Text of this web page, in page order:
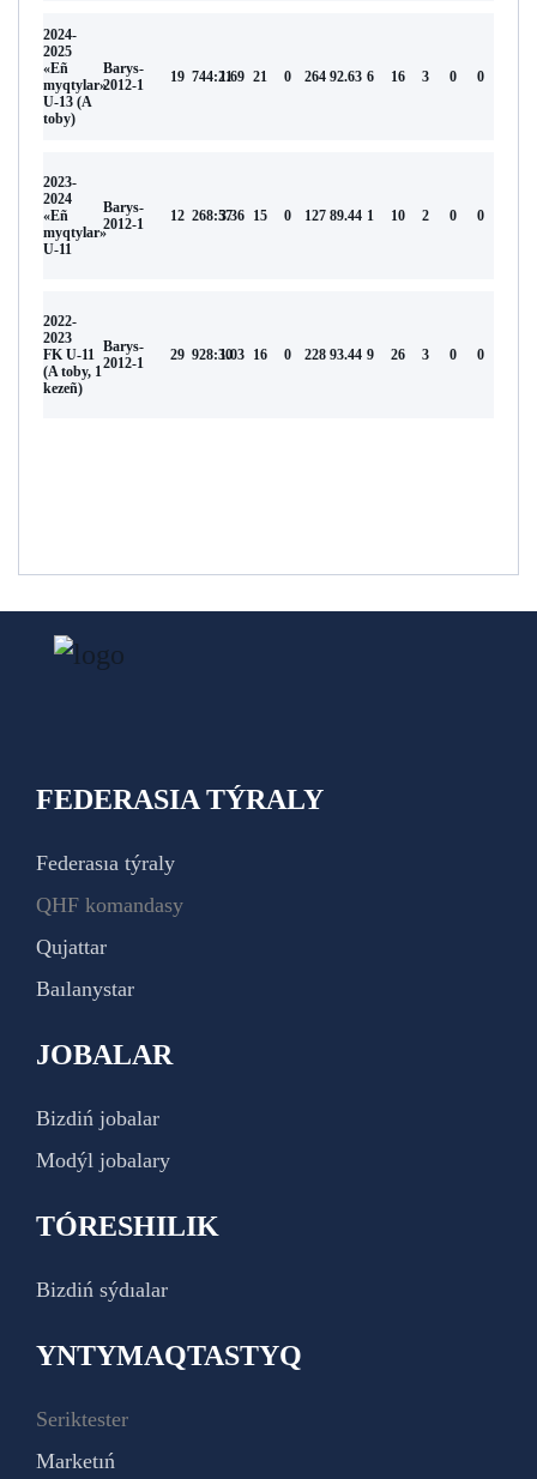
2024-
2025
«Eñ
myqtylar»
U-13 (A
toby)
Barys-
2012-1
19 744:211.69 21 0 264 92.63 6 16 3 0 0
2023-
2024
«Eñ
myqtylar»
U-11
Barys-
2012-1
12 268:573.36 15 0 127 89.44 1 10 2 0 0
2022-
2023
FK U-11
(A toby, 1
kezeñ)
Barys-
2012-1
29 928:301.03 16 0 228 93.44 9 26 3 0 0
FEDERASIA TÝRALY
Federasıa týraly
QHF komandasy
Qujattar
Baılanystar
JOBALAR
Bizdiń jobalar
Modýl jobalary
TÓRESHILIK
Bizdiń sýdıalar
YNTYMAQTASTYQ
Seriktester
Marketıń